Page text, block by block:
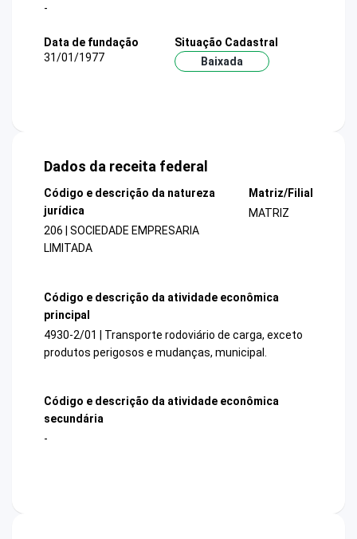
-
Data de fundação
31/01/1977
Situação Cadastral
Baixada
Dados da receita federal
Código e descrição da natureza
jurídica
206 | SOCIEDADE EMPRESARIA
LIMITADA
Matriz/Filial
MATRIZ
Código e descrição da atividade econômica
principal
4930-2/01 | Transporte rodoviário de carga, exceto
produtos perigosos e mudanças, municipal.
Código e descrição da atividade econômica
secundária
-